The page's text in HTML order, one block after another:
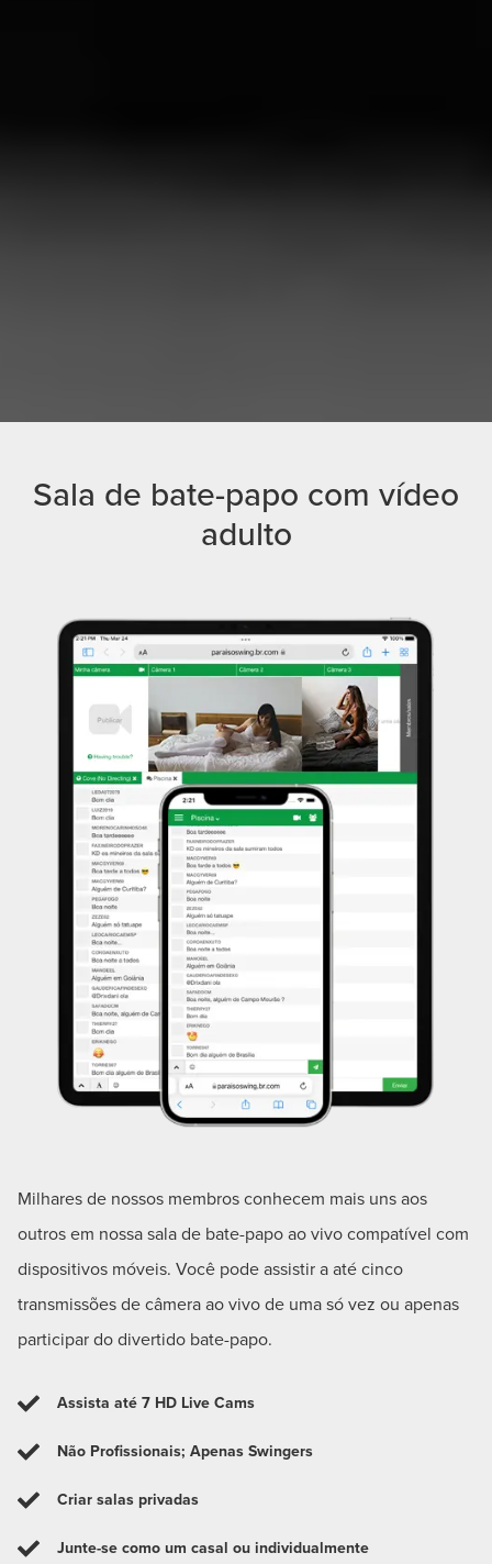
Sala de bate-papo com vídeo
adulto
Milhares de nossos membros conhecem mais uns aos
outros em nossa sala de bate-papo ao vivo compatível com
dispositivos móveis. Você pode assistir a até cinco
transmissões de câmera ao vivo de uma só vez ou apenas
participar do divertido bate-papo.
Assista até 7 HD Live Cams
Não Profissionais; Apenas Swingers
Criar salas privadas
Junte-se como um casal ou individualmente